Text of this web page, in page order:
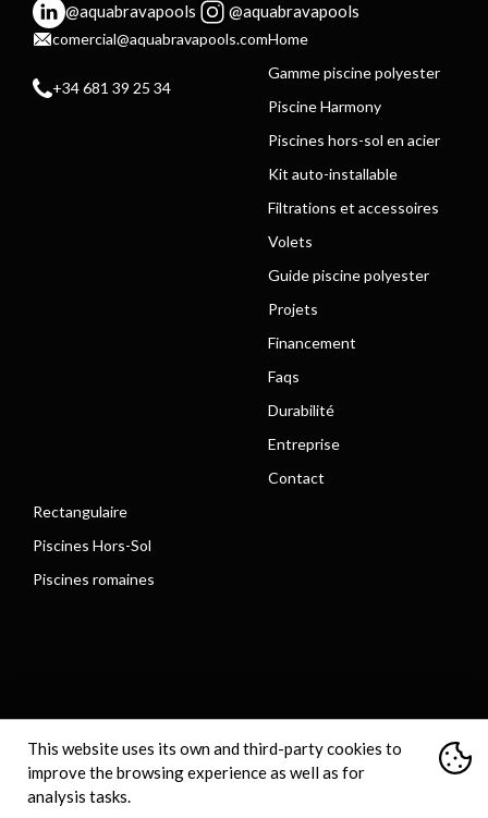
@aquabravapools @aquabravapools
comercial@aquabravapools.com
+34 681 39 25 34
Home
Gamme piscine polyester
Piscine Harmony
Piscines hors-sol en acier
Kit auto-installable
Filtrations et accessoires
Volets
Guide piscine polyester
Projets
Financement
Faqs
Durabilité
Entreprise
Contact
Rectangulaire
Piscines Hors-Sol
Piscines romaines
Avertissement légal
Technologie Cookie
Règles de confidentialité
Déclaration d'accessibilité
Plan du site
This website uses its own and third-party cookies to
improve the browsing experience as well as for
analysis tasks.